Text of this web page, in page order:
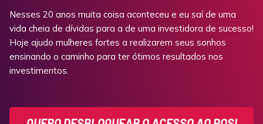
Nesses 20 anos muita coisa aconteceu e eu saí de uma
vida cheia de dívidas para a de uma investidora de sucesso!
Hoje ajudo mulheres fortes a realizarem seus sonhos
ensinando o caminho para ter ótimos resultados nos
investimentos.